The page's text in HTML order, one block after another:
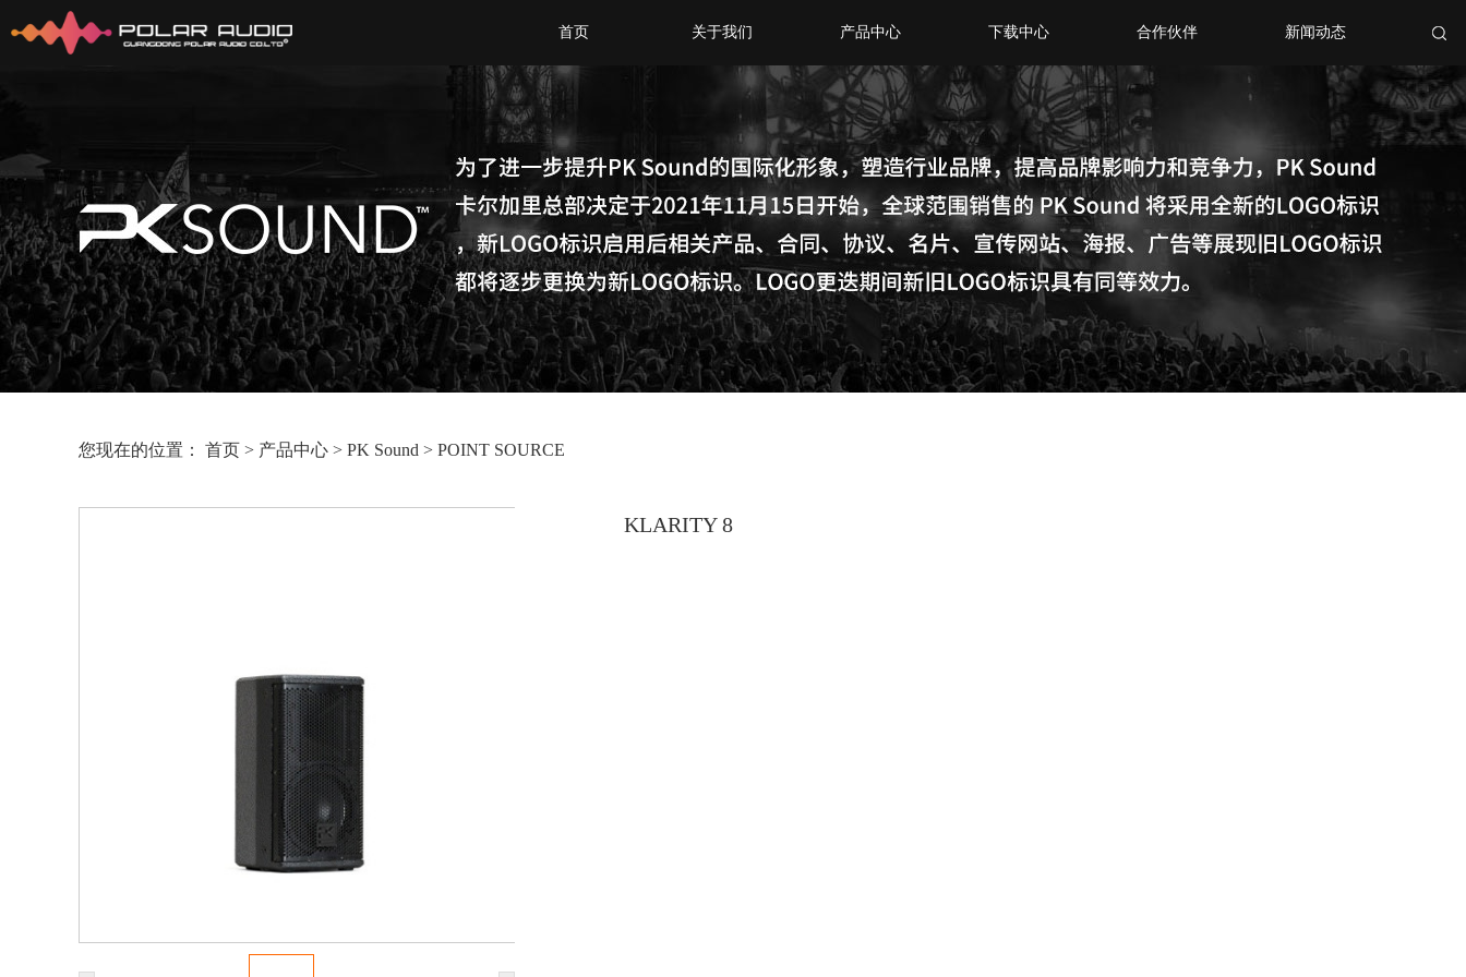
首页 关于我们 产品中心 下载中心 合作伙伴 新闻动态
您现在的位置： 首页 > 产品中心 > PK Sound > POINT SOURCE
KLARITY 8